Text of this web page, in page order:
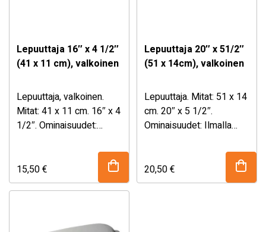
Lepuuttaja 16″ x 4 1/2″
(41 x 11 cm), valkoinen
Lepuuttaja, valkoinen.
Mitat: 41 x 11 cm. 16″ x 4
1/2″. Ominaisuudet:
Taiwanilainen
veneilypuolen tuotteisiin
15,50€
Lepuuttaja 20″ x 51/2″
(51 x 14cm), valkoinen
Lepuuttaja. Mitat: 51 x 14
cm. 20″ x 5 1/2″.
Ominaisuudet: Ilmalla
veneilypuolen tuotteisiin
keskittynyt valmistaja.
20,50€